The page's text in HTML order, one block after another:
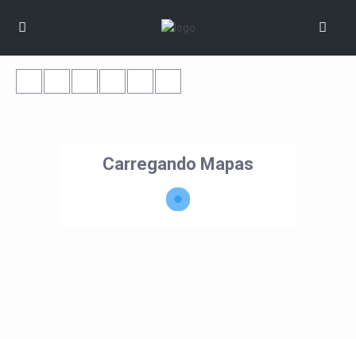
Carregando Mapas